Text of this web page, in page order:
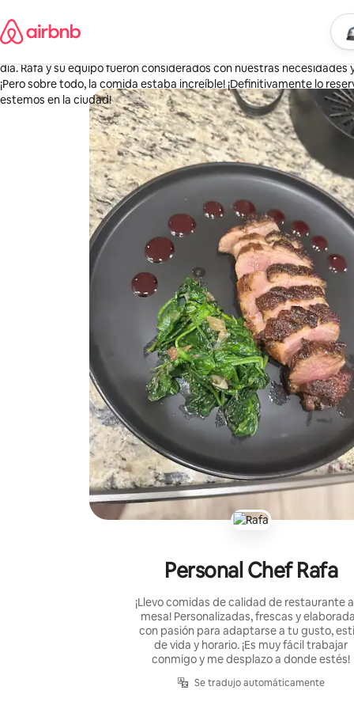
el
contenido
Personal Chef Rafa
¡Llevo comidas de calidad de restaurante
mesa! Personalizadas, frescas y
con pasión para adaptarse a tu gusto,
de vida y horario. ¡Es muy fácil trabajar
conmigo y me desplazo a donde estés!
Se tradujo automáticamente
Estados Unidos
,
·Hace 3 semanas
Reservamos un almuerzo y una cena en casa para 16 personas para
día. Rafa y su equipo fueron considerados con nuestras
¡Pero sobre todo, la comida estaba increíble! ¡Definitivamente lo
estemos en la ciudad!